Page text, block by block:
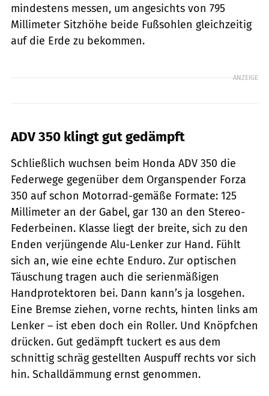
mindestens messen, um angesichts von 795
Millimeter Sitzhöhe beide Fußsohlen gleichzeitig
auf die Erde zu bekommen.
ANZEIGE
ADV 350 klingt gut gedämpft
Schließlich wuchsen beim Honda ADV 350 die
Federwege gegenüber dem Organspender Forza
350 auf schon Motorrad-gemäße Formate: 125
Millimeter an der Gabel, gar 130 an den Stereo-
Federbeinen. Klasse liegt der breite, sich zu den
Enden verjüngende Alu-Lenker zur Hand. Fühlt
sich an, wie eine echte Enduro. Zur optischen
Täuschung tragen auch die serienmäßigen
Handprotektoren bei. Dann kann’s ja losgehen.
Eine Bremse ziehen, vorne rechts, hinten links am
Lenker – ist eben doch ein Roller. Und Knöpfchen
drücken. Gut gedämpft tuckert es aus dem
schnittig schräg gestellten Auspuff rechts vor sich
hin. Schalldämmung ernst genommen.